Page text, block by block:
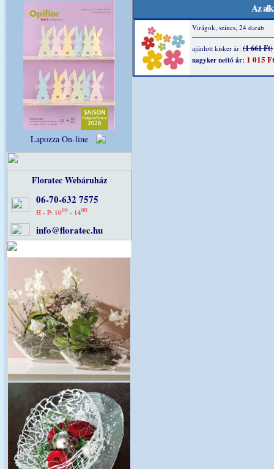
Lapozza On-line
Floratec Webáruház
06-70-632 7575
H - P: 1000- 1400
info@floratec.hu
Az
Virágok, színes, 24 darab
ajánlott kisker ár: (1 661 Ft)
nagyker nettó ár: 1 015 Ft